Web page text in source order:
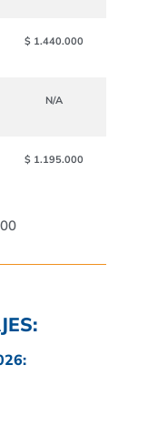
$ 1.440.000
N/A
$ 1.195.000